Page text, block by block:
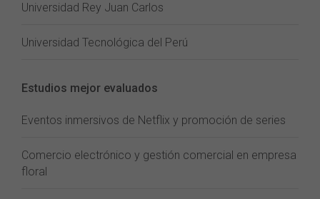
Universidad Rey Juan Carlos
Universidad Tecnológica del Perú
Estudios mejor evaluados
Eventos inmersivos de Netflix y promoción de series
Comercio electrónico y gestión comercial en empresa
floral